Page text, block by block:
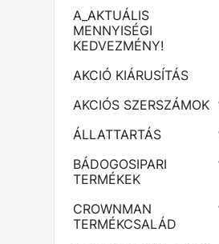
A_AKTUÁLIS
MENNYISÉGI
KEDVEZMÉNY!
AKCIÓ KIÁRUSÍTÁS
AKCIÓS SZERSZÁMOK
ÁLLATTARTÁS
BÁDOGOSIPARI
TERMÉKEK
CROWNMAN
TERMÉKCSALÁD